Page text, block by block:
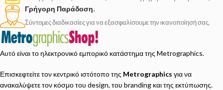
Γρήγορη Παράδοση.
Σύντομες διαδικασίες για να εξασφαλίσουμε την ικανοποίησή σας.
Αυτό είναι το ηλεκτρονικό εμπορικό κατάστημα της Metrographics.
Επισκεφτείτε τον κεντρικό ιστότοπο της Metrographics για να
ανακαλύψετε τον κόσμο του design, του branding και της εκτύπωσης.